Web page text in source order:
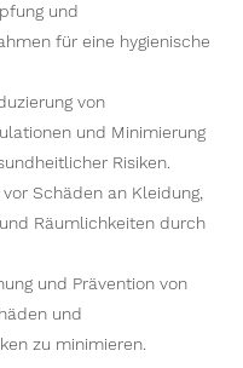
und
für eine hygienische
von
und Minimierung
Risiken.
Schäden an Kleidung,
Räumlichkeiten durch
und Prävention von
und
zu minimieren.